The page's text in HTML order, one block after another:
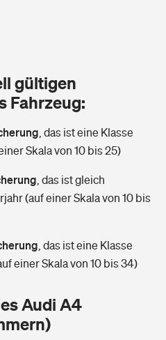
finden
ist Ihr Haus?
finden
ich im Alter?
gültigen
Fahrzeug:
das ist eine Klasse
Skala von 10 bis 25)
das ist gleich
(auf einer Skala von 10 bis
das ist eine Klasse
einer Skala von 10 bis 34)
Audi A4